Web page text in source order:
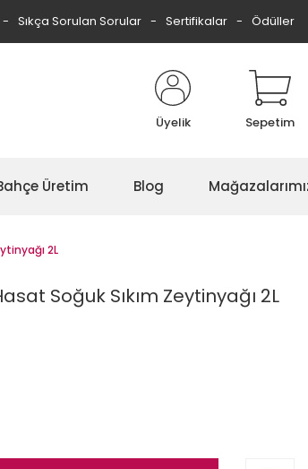
Sıkça Sorulan Sorular Sertifikalar Ödüller
Üyelik Sepetim
Üretim Blog
2L
Soğuk Sıkım Zeytinyağı 2L